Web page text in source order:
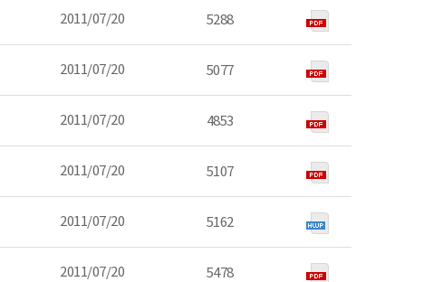
2011/07/20 5288
2011/07/20 5077
2011/07/20 4853
2011/07/20 5107
2011/07/20 5162
2011/07/20 5478